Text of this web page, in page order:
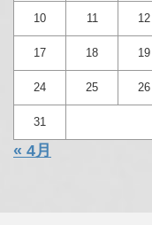
10 11 12
17 18 19
24 25 26
31
« 4月